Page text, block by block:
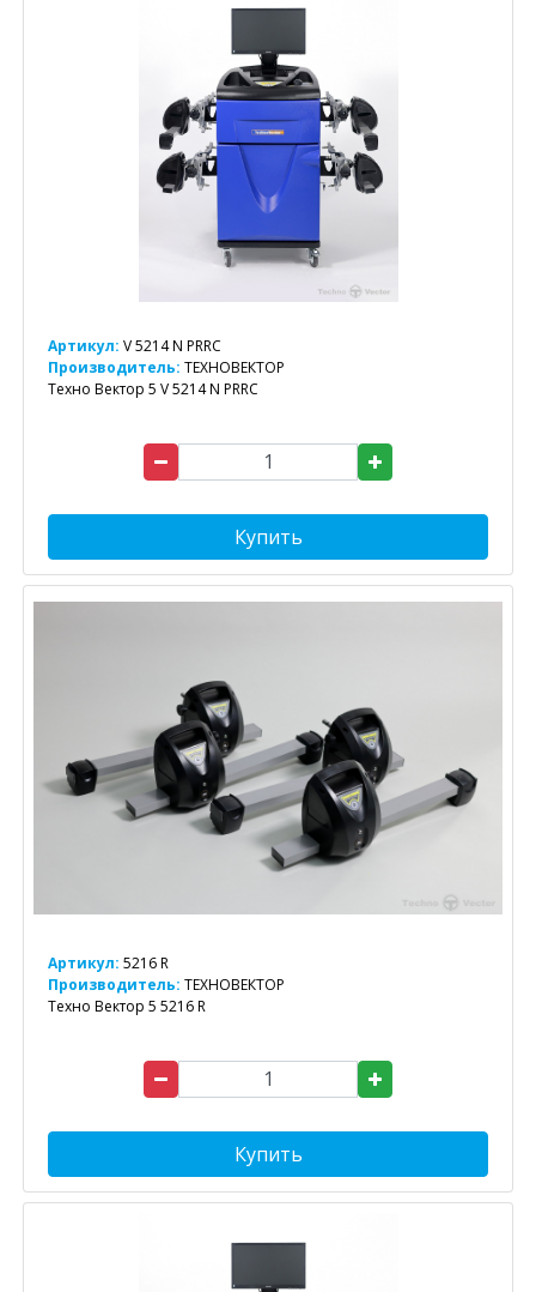
Артикул: V 5214 N PRRC
Производитель: ТЕХНОВЕКТОР
Техно Вектор 5 V 5214 N PRRC
Купить
Артикул: 5216 R
Производитель: ТЕХНОВЕКТОР
Техно Вектор 5 5216 R
Купить